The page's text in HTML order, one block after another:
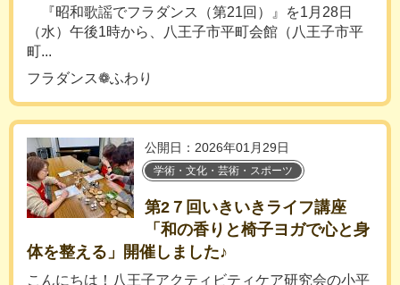
『昭和歌謡でフラダンス（第21回）』を1月28日
（水）午後1時から、八王子市平町会館（八王子市平
町...
フラダンス❁ふわり
公開日：2026年01月29日
学術・文化・芸術・スポーツ
第2７回いきいきライフ講座
「和の香りと椅子ヨガで心と身
体を整える」開催しました♪
こんにちは！八王子アクティビティケア研究会の小平